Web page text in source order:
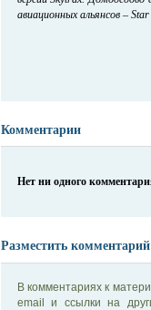
авиационных альянсов –
Комментарии
Нет ни одного
Разместить комментарий
В комментариях к
email и ссылки на